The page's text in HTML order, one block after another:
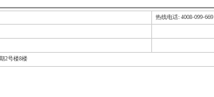
热线电话: 4008-099-669
2号楼8楼